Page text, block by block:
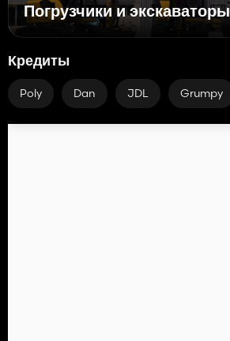
Погрузчики и экскаваторы
Кредиты
Poly Dan JDL Grumpy